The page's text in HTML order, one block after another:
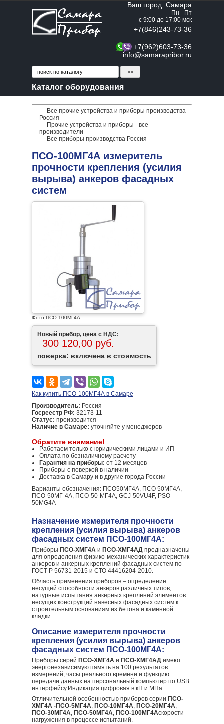
Ваш город: Самара
Пн - Пт
с 9:00 до 17:00 мск
+7(846)243-73-36
+7(962)603-73-36
info@samarapribor.ru
Каталог оборудования
Все прочие устройства и приборы производства -
Россия
Прочие устройства и приборы - все
производители
Все приборы производства Россия
ПСО-100МГ4А измеритель
прочности крепления (усилия
вырыва) анкеров фасадных
систем
Фото ПСО-100МГ4А
Новый прибор, цена с НДС:
300 120,00 руб.
поверка: включена в стоимость
Как купить ПСО-100МГ4А в Самаре
Производитель: Россия
Госреестр РФ: 32173-11
Статус: производится
Наличие в Самаре: уточняйте у менеджеров
Обратите внимание!
Работаем только с юридическими лицами и ИП
Оплата по безналичному расчету
Гарантия на приборы: от 12 месяцев
Приборы с поверкой в наличии
Доставка в Самару и в другие города России
Варианты обозначения: ПСО50МГ4А, ПСО 50МГ4А,
ПСО-50МГ-4А, ПСО-50-МГ4А, GCJ-50VU4F, PSO-
50MG4A
Назначение измерителя прочности
крепления (усилия вырыва) анкеров
фасадных систем ПСО-100МГ4А:
Приборы ПСО-ХМГ4А и ПСО-ХМГ4АД предназначены
для определения физико-механических характеристик
анкеров и анкерных креплений фасадных систем по
ГОСТ Р 56731-2015 и СТО 44416204-2010.
Область применения приборов – определение
несущей способности анкеров различных типов,
натурные испытания анкерных креплений элементов
несущих конструкций навесных фасадных систем к
строительным основаниям из бетона и каменной
кладки.
Описание измерителя прочности
крепления (усилия вырыва) анкеров
фасадных систем ПСО-100МГ4А:
Приборы серий ПСО-ХМГ4А и ПСО-ХМГ4АД имеют
энергонезависимую память на 100 результатов
измерений, часы реального времени и функцию
передачи данных на персональный компьютер по USB
интерфейсу.Индикация цифровая в кН и МПа.
Отличительной особенностью приборов серии ПСО-
ХМГ4А -ПСО-5МГ4А, ПСО-10МГ4А, ПСО-20МГ4А,
ПСО-30МГ4А, ПСО-50МГ4А, ПСО-100МГ4Аскорости
нагружения в процессе испытаний.